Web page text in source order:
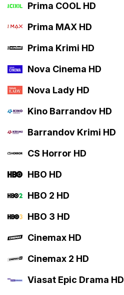
Prima COOL HD
Prima MAX HD
Prima Krimi HD
Nova Cinema HD
Nova Lady HD
Kino Barrandov HD
Barrandov Krimi HD
CS Horror HD
HBO HD
HBO 2 HD
HBO 3 HD
Cinemax HD
Cinemax 2 HD
Viasat Epic Drama HD